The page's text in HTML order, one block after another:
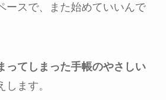
ースで、また始めていいんで
ってしまった手帳のやさしい
します。